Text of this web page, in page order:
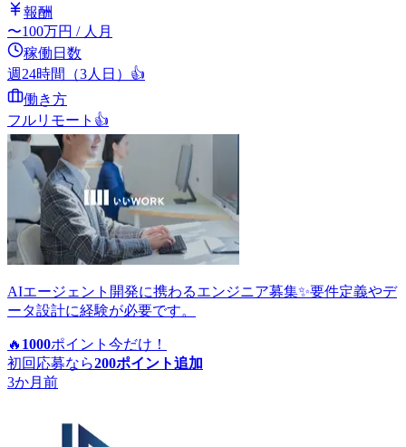
報酬
〜100万円 / 人月
稼働日数
週24時間（3人日） 👍
働き方
フルリモート 👍
AIエージェント開発に携わるエンジニア募集✨要件定義やデ
ータ設計に経験が必要です。
🔥 1000ポイント 今だけ！
初回応募なら200ポイント追加
3か月前